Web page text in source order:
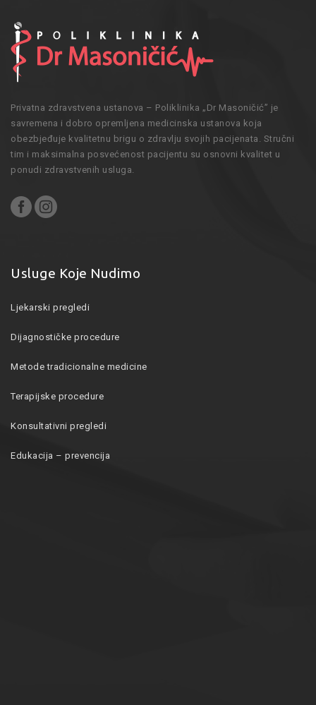
Privatna zdravstvena ustanova – Poliklinika „Dr Masoničić” je
savremena i dobro opremljena medicinska ustanova koja
obezbjeđuje kvalitetnu brigu o zdravlju svojih pacijenata. Stručni
tim i maksimalna posvećenost pacijentu su osnovni kvalitet u
ponudi zdravstvenih usluga.
Usluge Koje Nudimo
Ljekarski pregledi
Dijagnostičke procedure
Metode tradicionalne medicine
Terapijske procedure
Konsultativni pregledi
Edukacija – prevencija